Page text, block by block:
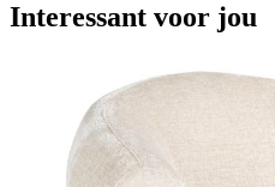
Interessant voor jou